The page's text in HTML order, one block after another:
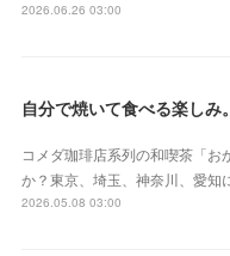
2026.06.26 03:00
コメダ珈琲店系列の和喫茶「お
か？東京、埼玉、神奈川、愛知
2026.05.08 03:00